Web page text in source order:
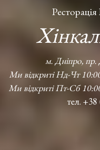
м. Дніпро, пр.
Ми відкриті Нд-Чт
Ми відкриті Пт-Сб
тел.